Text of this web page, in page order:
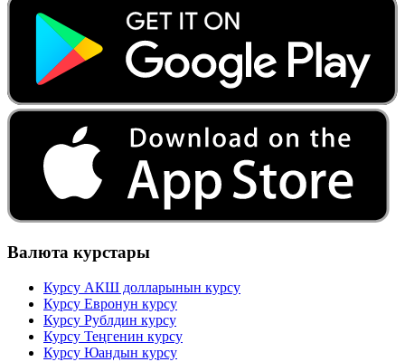
Валюта курстары
Курсу АКШ долларынын курсу
Курсу Евронун курсу
Курсу Рублдин курсу
Курсу Теңгенин курсу
Курсу Юандын курсу